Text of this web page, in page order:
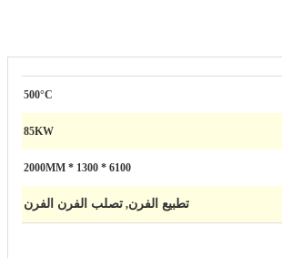
500°C
85KW
6100 * 1300 * 2000MM
تطبيع الفرن, تصلب الفرن الفرن